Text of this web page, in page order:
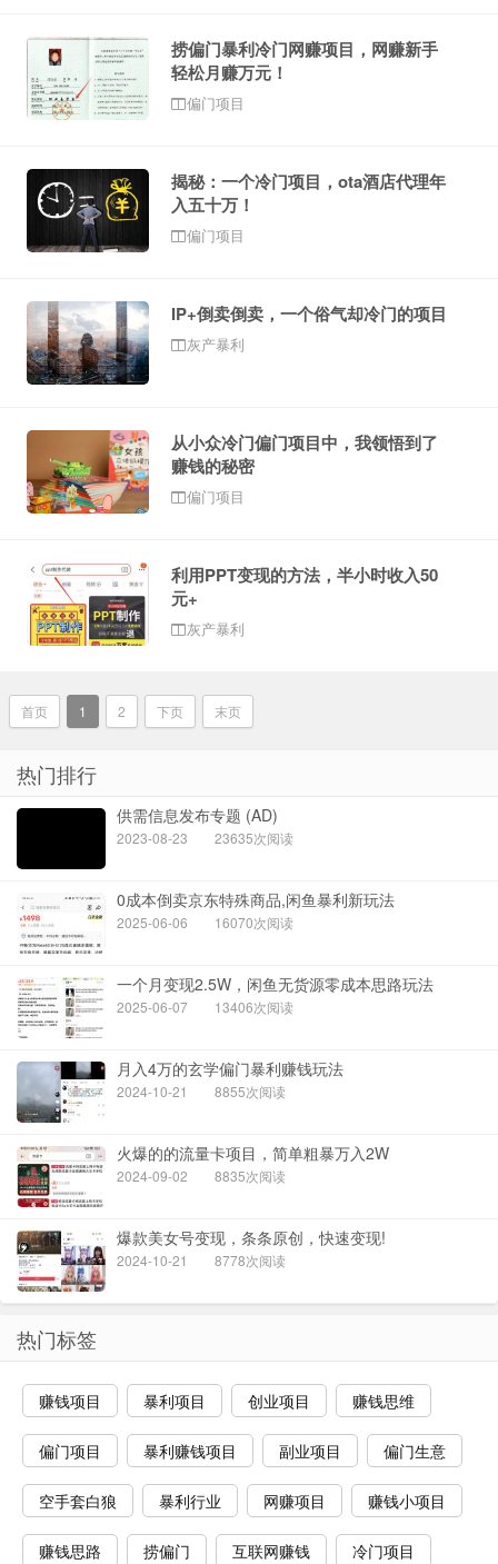
捞偏门暴利冷门网赚项目，网赚新手
轻松月赚万元！
偏门项目
揭秘：一个冷门项目，ota酒店代理年
入五十万！
偏门项目
IP+倒卖倒卖，一个俗气却冷门的项目
灰产暴利
从小众冷门偏门项目中，我领悟到了
赚钱的秘密
偏门项目
利用PPT变现的方法，半小时收入50
元+
灰产暴利
首页 1 2 下页 末页
热门排行
供需信息发布专题 (AD)
2023-08-23 23635次阅读
0成本倒卖京东特殊商品,闲鱼暴利新玩法
2025-06-06 16070次阅读
一个月变现2.5W，闲鱼无货源零成本思路玩法
2025-06-07 13406次阅读
月入4万的玄学偏门暴利赚钱玩法
2024-10-21 8855次阅读
火爆的的流量卡项目，简单粗暴万入2W
2024-09-02 8835次阅读
爆款美女号变现，条条原创，快速变现!
2024-10-21 8778次阅读
热门标签
赚钱项目 暴利项目 创业项目 赚钱思维
偏门项目 暴利赚钱项目 副业项目 偏门生意
空手套白狼 暴利行业 网赚项目 赚钱小项目
赚钱思路 捞偏门 互联网赚钱 冷门项目